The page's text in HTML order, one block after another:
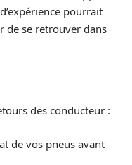
pourrait
de se retrouver dans
des conducteur :
de vos pneus avant